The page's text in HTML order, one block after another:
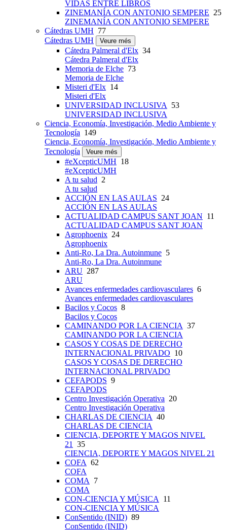
VIDAS ENTRE LIBROS
ZINEMANÍA CON ANTONIO SEMPERE 25
ZINEMANÍA CON ANTONIO SEMPERE
Cátedras UMH 77
Cátedras UMH
Veure més
Cátedra Palmeral d'Elx 34
Cátedra Palmeral d'Elx
Memoria de Elche 73
Memoria de Elche
Misteri d'Elx 14
Misteri d'Elx
UNIVERSIDAD INCLUSIVA
53
UNIVERSIDAD INCLUSIVA
Ciencia, Economía, Investigación, Medio Ambiente y
Tecnología 149
Ciencia, Economía, Investigación, Medio Ambiente y
Tecnología
Veure més
#eXcepticUMH 18
#eXcepticUMH
A tu salud 2
A tu salud
ACCIÓN EN LAS AULAS 24
ACCIÓN EN LAS AULAS
ACTUALIDAD CAMPUS SANT JOAN 11
ACTUALIDAD CAMPUS SANT JOAN
Agrophoenix 24
Agrophoenix
Anti-Ro, La Dra. Autoinmune 5
Anti-Ro, La Dra. Autoinmune
ARU 287
ARU
Avances enfermedades cardiovasculares 6
Avances enfermedades cardiovasculares
Bacilos y Cocos 8
Bacilos y Cocos
CAMINANDO POR LA CIENCIA 37
CAMINANDO POR LA CIENCIA
CASOS Y COSAS DE DERECHO
INTERNACIONAL PRIVADO 10
CASOS Y COSAS DE DERECHO
INTERNACIONAL PRIVADO
CEFAPODS 9
CEFAPODS
Centro Investigación Operativa 20
Centro Investigación Operativa
CHARLAS DE CIENCIA 40
CHARLAS DE CIENCIA
CIENCIA, DEPORTE Y MAGOS NIVEL
21
35
CIENCIA, DEPORTE Y MAGOS NIVEL 21
COFA 62
COFA
COMA
7
COMA
CON-CIENCIA Y MÚSICA
11
CON-CIENCIA Y MÚSICA
ConSentido (INID) 89
ConSentido (INID)